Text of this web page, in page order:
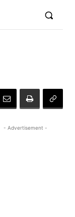
- Advertisement -